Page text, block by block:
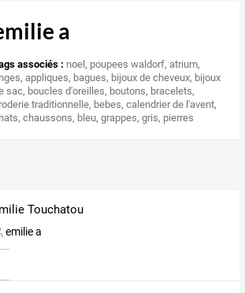
a
associés : noel, poupees waldorf,atrium,
,appliques, bagues, bijoux de cheveux, bijoux
sac, boucles d'oreilles, boutons, bracelets,
traditionnelle, bebes,calendrier de l'avent,
,chaussons, bleu,grappes,gris, pierres
Touchatou
emilie a